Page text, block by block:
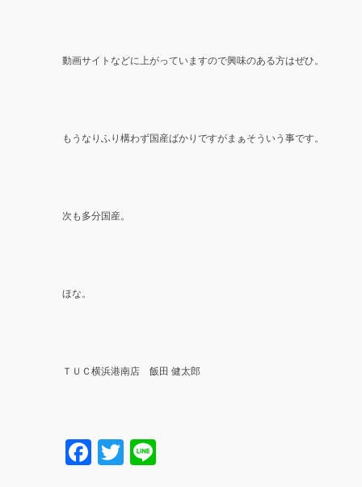
動画サイトなどに上がっていますので興味のある方はぜひ。
もうなりふり構わず国産ばかりですがまぁそういう事です。
次も多分国産。
ほな。
ＴＵＣ横浜港南店 飯田 健太郎
Facebook
Twitter